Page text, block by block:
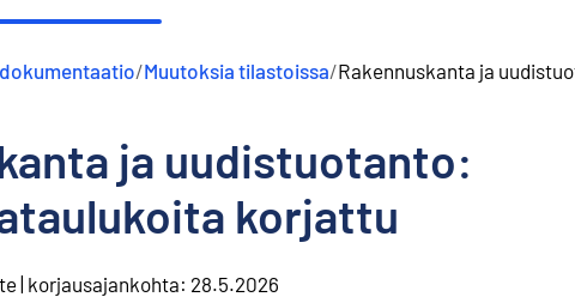
/Muutoksia tilastoissa/Rakennuskanta ja
ja uudistuotanto:
korjattu
korjausajankohta: 28.5.2026